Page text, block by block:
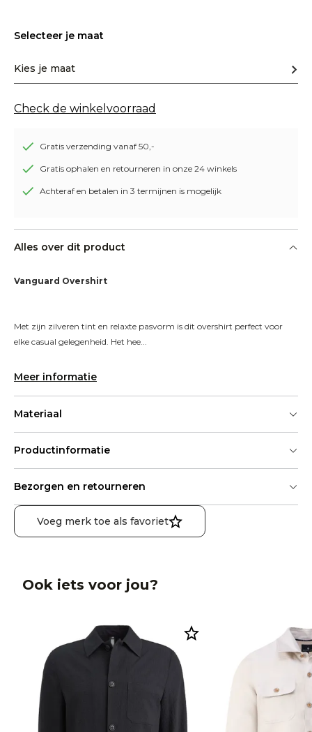
Selecteer je maat
Kies je maat
Check de winkelvoorraad
Gratis verzending vanaf 50,-
Gratis ophalen en retourneren in onze 24 winkels
Achteraf en betalen in 3 termijnen is mogelijk
Alles over dit product
Vanguard Overshirt
Met zijn zilveren tint en relaxte pasvorm is dit overshirt perfect voor
elke casual gelegenheid. Het hee...
Meer informatie
Materiaal
Productinformatie
Bezorgen en retourneren
Voeg merk toe als favoriet
Ook iets voor jou?